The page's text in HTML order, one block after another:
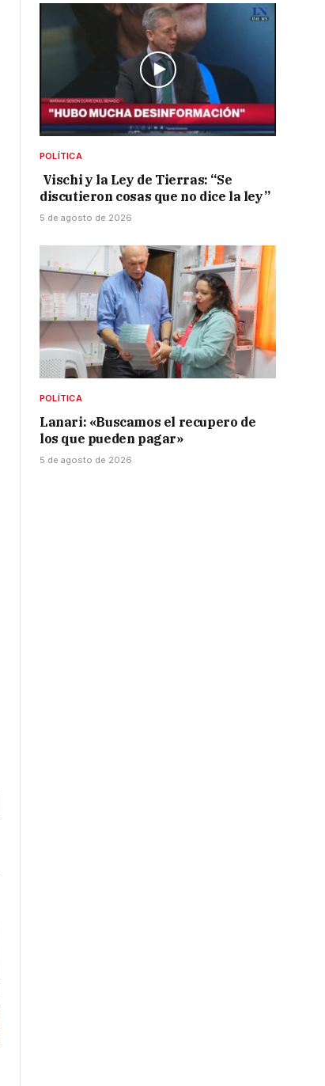
POLÍTICA
Vischi y la Ley de Tierras: “Se
discutieron cosas que no dice la ley”
5 de agosto de 2026
POLÍTICA
Lanari: «Buscamos el recupero de
los que pueden pagar»
5 de agosto de 2026